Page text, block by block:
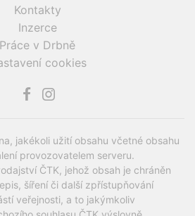
Kontakty
Inzerce
Práce v Drbně
cookies
jakékoli užití obsahu včetné obsahu
provozovatelem serveru.
ČTK, jehož obsah je chráněn
šíření či další zpřístupňování
veřejnosti, a to jakýmkoliv